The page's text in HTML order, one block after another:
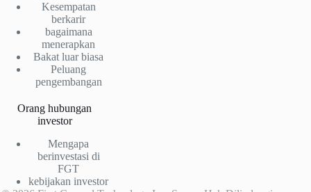
Kesempatan
berkarir
bagaimana
menerapkan
Bakat luar biasa
Peluang
pengembangan
Orang hubungan
investor
Mengapa
berinvestasi di
FGT
kebijakan investor